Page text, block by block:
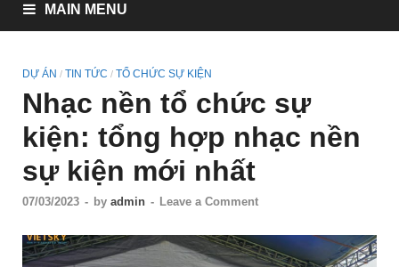
MAIN MENU
DỰ ÁN / TIN TỨC / TỔ CHỨC SỰ KIỆN
Nhạc nền tổ chức sự
kiện: tổng hợp nhạc nền
sự kiện mới nhất
07/03/2023 - by admin - Leave a Comment